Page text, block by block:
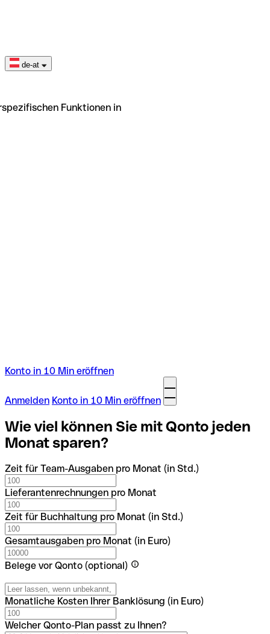
de-at
Funktionen in
Konto in 10 Min eröffnen
Anmelden Konto in 10 Min eröffnen
Wie viel können Sie mit Qonto jeden
Monat sparen?
Zeit für Team-Ausgaben pro Monat (in Std.)
Lieferantenrechnungen pro Monat
Zeit für Buchhaltung pro Monat (in Std.)
Gesamtausgaben pro Monat (in Euro)
Belege vor Qonto (optional)
Monatliche Kosten Ihrer Banklösung (in Euro)
Welcher Qonto-Plan passt zu Ihnen?